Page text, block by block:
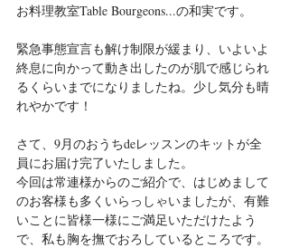
お料理教室Table Bourgeons...の和実です。
緊急事態宣言も解け制限が緩まり、いよいよ
終息に向かって動き出したのが肌で感じられ
るくらいまでになりましたね。少し気分も晴
れやかです！
さて、9月のおうちdeレッスンのキットが全
員にお届け完了いたしました。
今回は常連様からのご紹介で、はじめまして
のお客様も多くいらっしゃいましたが、有難
いことに皆様一様にご満足いただけたよう
で、私も胸を撫でおろしているところです。